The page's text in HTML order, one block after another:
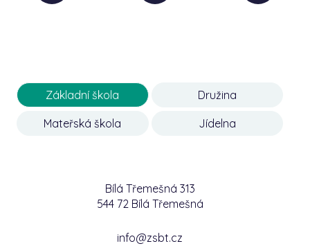
Základní škola Družina
Mateřská škola Jídelna
Bílá Třemešná 313
544 72 Bílá Třemešná
info@zsbt.cz